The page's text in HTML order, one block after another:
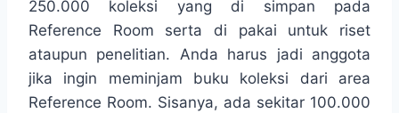
250.000 koleksi yang di simpan pada
Reference Room serta di pakai untuk riset
ataupun penelitian. Anda harus jadi anggota
jika ingin meminjam buku koleksi dari area
Reference Room. Sisanya, ada sekitar 100.000